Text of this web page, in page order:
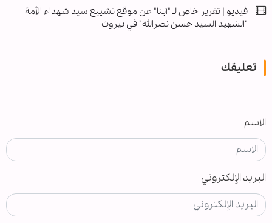
فيديو | تقریر خاص لـ "أبنا" عن موقع تشییع سيد شهداء الأمة
"الشهيد السيد حسن نصرالله" في بيروت
تعليقك
الاسم
البريد الإلكتروني